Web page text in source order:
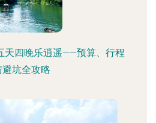
天四晚乐逍遥——预算、行程
避坑全攻略